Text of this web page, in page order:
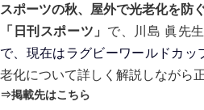
スポーツの秋、屋外で光老化を防
「日刊スポーツ」 で、川島 眞先
で、現在はラグビーワールドカ
老化について詳しく解説しながら
⇒掲載先はこちら